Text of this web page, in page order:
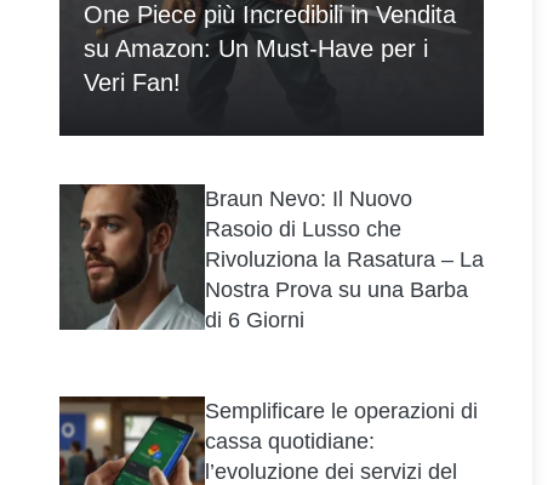
One Piece più Incredibili in Vendita
su Amazon: Un Must-Have per i
Veri Fan!
Braun Nevo: Il Nuovo
Rasoio di Lusso che
Rivoluziona la Rasatura – La
Nostra Prova su una Barba
di 6 Giorni
Semplificare le operazioni di
cassa quotidiane:
l’evoluzione dei servizi del